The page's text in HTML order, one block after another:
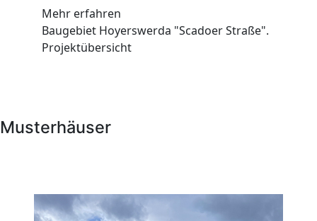
Mehr erfahren
Baugebiet Hoyerswerda "Scadoer Straße".
Projektübersicht
Musterhäuser